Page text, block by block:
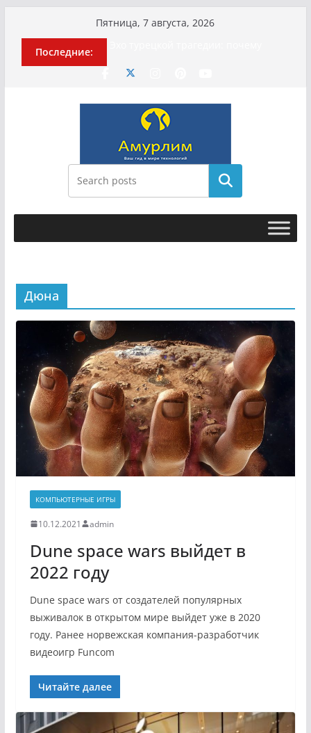
содержимому
Пятница, 7 августа, 2026
Последние:
МотоТани?
приговорили к четырём годам
Илью Ремесло задержали по делу о
фейках о российской армии
Новые криминальные хроники
связали Диану Шурыгину и Настю
История о том, как «Пухососы»
улетели к чужому дяде
Поиск
Дюна
КОМПЬЮТЕРНЫЕ ИГРЫ
10.12.2021 admin
Dune space wars выйдет в
2022 году
Dune space wars от создателей популярных
выживалок в открытом мире выйдет уже в 2020
году. Ранее норвежская компания-разработчик
видеоигр Funcom
Читайте далее